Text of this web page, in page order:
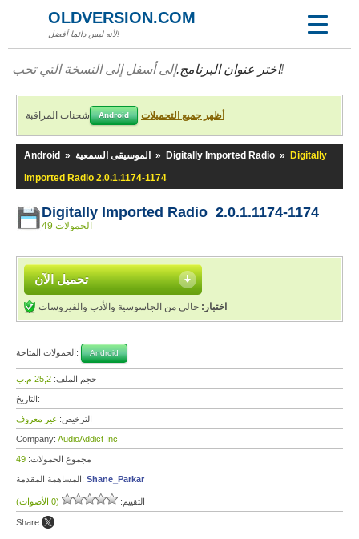
OLDVERSION.COM
لأنه ليس دائما أفضل!
اختر عنوان البرنامج.إلى أسفل إلى النسخة التي تحب!
شحنات المراقبة Android أظهر جميع التحميلات
Android » الموسيقى السمعية » Digitally Imported Radio »
Digitally
Imported Radio 2.0.1.1174-1174
Digitally Imported Radio 2.0.1.1174-1174
49 الحمولات
تحميل الآن
اختبار: خالي من الجاسوسية والأدب والفيروسات
الحمولات المتاحة: Android
حجم الملف: 25,2 م.ب
التاريخ:
الترخيص: غير معروف
Company: AudioAddict Inc
مجموع الحمولات: 49
المساهمة المقدمة: Shane_Parkar
التقييم: (0 الأصوات)
Share: